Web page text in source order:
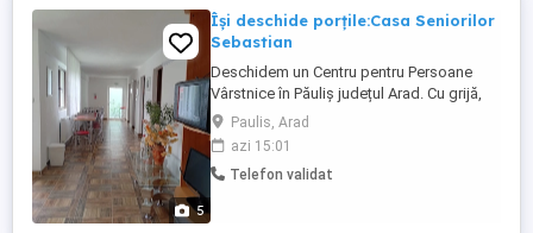
activitățile ...
5
Își deschide porțile:Casa Seniorilor
Sebastian
Deschidem un Centru pentru Persoane
Vârstnice în Păuliș județul Arad. Cu grijă,
respect și profesionalism, oferim un loc
sigur și primitor pentru persoanele
vârstnice care au nevoie de îngrijire și
sprijin.Vă așteptăm cu drag să ne
Paulis, Arad
azi 15:01
Telefon validat